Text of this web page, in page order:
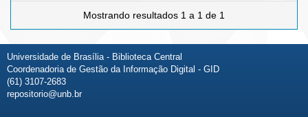
Mostrando resultados 1 a 1 de 1
Universidade de Brasília - Biblioteca Central
Coordenadoria de Gestão da Informação Digital - GID
(61) 3107-2683
repositorio@unb.br